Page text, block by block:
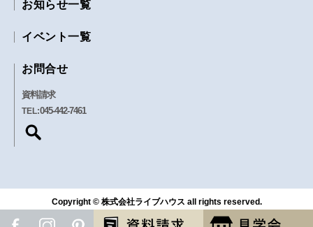
お知らせ一覧
イベント一覧
お問合せ
資料請求
TEL:045-442-7461
Copyright © 株式会社ライブハウス all rights reserved.